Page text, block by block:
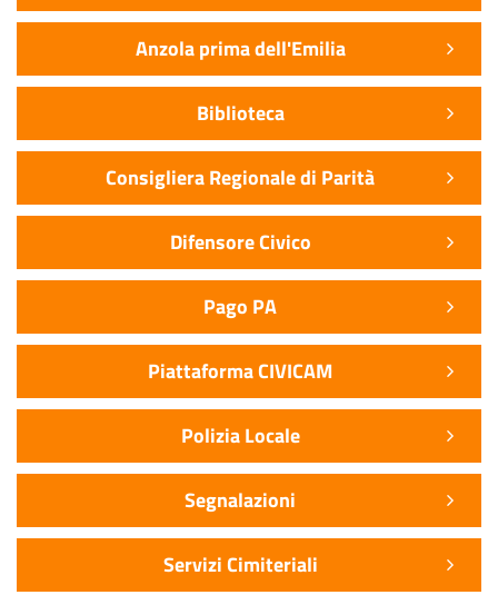
Anzola prima dell'Emilia
Biblioteca
Consigliera Regionale di Parità
Difensore Civico
Pago PA
Piattaforma CIVICAM
Polizia Locale
Segnalazioni
Servizi Cimiteriali